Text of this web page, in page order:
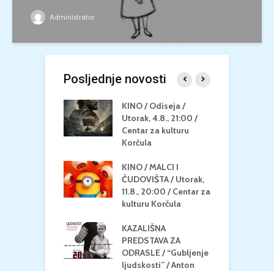
Administrator
Posljednje novosti
KINO / Odiseja /
Utorak, 4.8., 21:00 /
Centar za kulturu
Korčula
KINO / MALCI I
ČUDOVIŠTA / Utorak,
11.8., 20:00 / Centar za
kulturu Korčula
KAZALIŠNA
PREDSTAVA ZA
ODRASLE / “Gubljenje
ljudskosti” / Anton